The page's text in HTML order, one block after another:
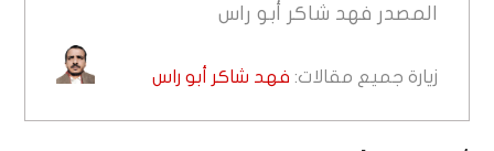
المصدر فهد شاكر أبو راس
زيارة جميع مقالات: فهد شاكر أبو راس